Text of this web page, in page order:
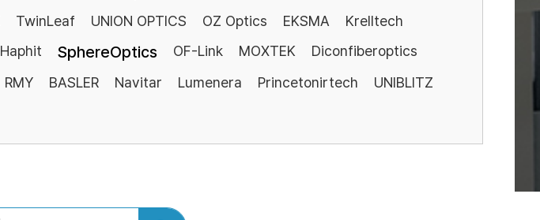
TwinLeaf UNION OPTICS OZ Optics EKSMA
Krelltech
Haphit SphereOptics OF-Link MOXTEK
Diconfiberoptics
RMY BASLER Navitar Lumenera Princetonirtech
UNIBLITZ